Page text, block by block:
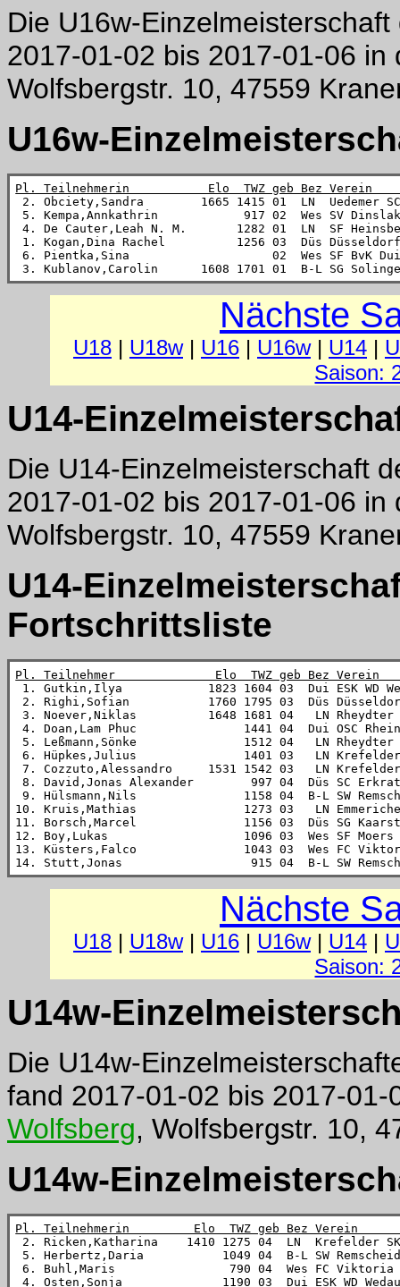
Die U16w-
2017-01-02 bis 2017-01-06
Wolfsbergstr. 10, 47559
U16w-
Pl. Teilnehmerin           Elo  TWZ geb Bez Verein
2. Obciety,Sandra        1665 1415 01  LN
5. Kempa,Annkathrin            917 02  Wes SV
4. De Cauter,Leah N. M.       1282 01  LN  SF
1. Kogan,Dina Rachel          1256 03  Düs
6. Pientka,Sina                    02  Wes SF BvK
3. Kublanov,Carolin      1608 1701 01  B-L SG
Nächste
U18 | U18w| U16 | U16w| U14 |
Saison:
U14-
Die U14-Einzelmeisterschaft
2017-01-02 bis 2017-01-06
Wolfsbergstr. 10, 47559
U14-
Fortschrittsliste
Pl. Teilnehmer              Elo  TWZ geb Bez
1. Gutkin,Ilya            1823 1604 03  Dui ESK WD
2. Righi,Sofian           1760 1795 03  Düs
3. Noever,Niklas          1648 1681 04   LN
4. Doan,Lam Phuc               1441 04  Dui OSC
5. Leßmann,Sönke               1512 04   LN
6. Hüpkes,Julius               1401 03   LN Krefelder
7. Cozzuto,Alessandro     1531 1542 03   LN
8. David,Jonas Alexander        997 04  Düs SC
9. Hülsmann,Nils               1158 04  B-L SW
10. Kruis,Mathias               1273 03   LN
11. Borsch,Marcel               1156 03  Düs SG
12. Boy,Lukas                   1096 03  Wes SF
13. Küsters,Falco               1043 03  Wes FC
14. Stutt,Jonas                  915 04  B-L SW
Nächste
U18 | U18w| U16 | U16w| U14 |
Saison:
U14w-
Die U14w-
fand 2017-01-02 bis 2017-
Wolfsberg, Wolfsbergstr. 10,
U14w-
Pl. Teilnehmerin         Elo  TWZ geb Bez Verein
2. Ricken,Katharina    1410 1275 04  LN  Krefelder
5. Herbertz,Daria           1049 04  B-L SW
6. Buhl,Maris                790 04  Wes FC
4. Osten,Sonja              1190 03  Dui ESK WD